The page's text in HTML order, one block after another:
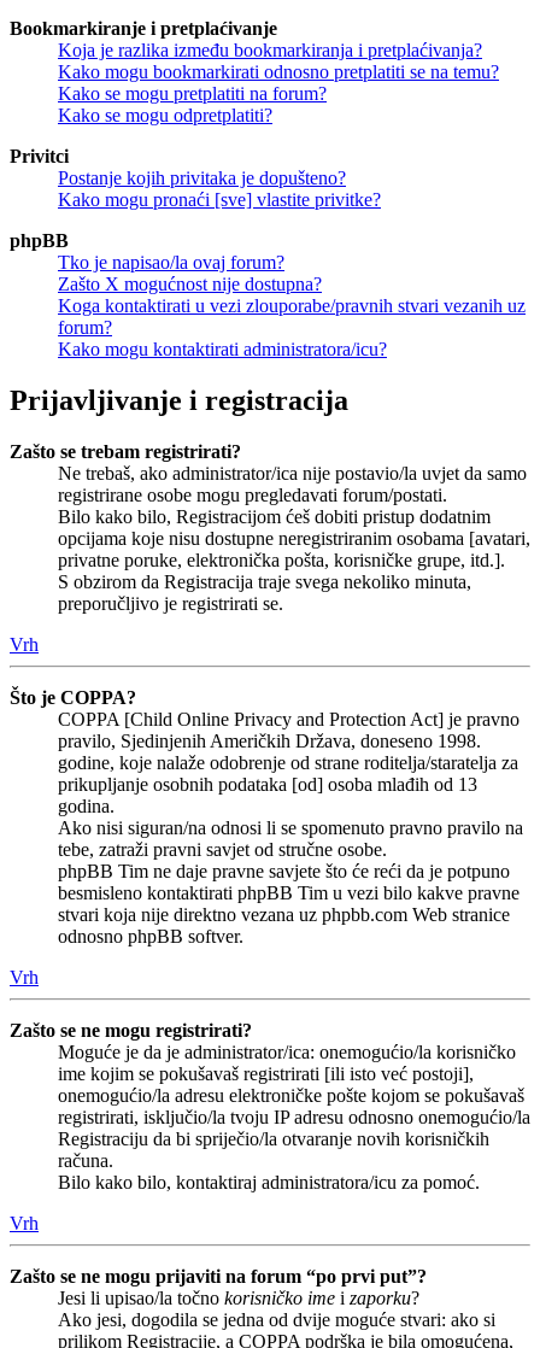
Bookmarkiranje i pretplaćivanje
Koja je razlika između bookmarkiranja i pretplaćivanja?
Kako mogu bookmarkirati odnosno pretplatiti se na temu?
Kako se mogu pretplatiti na forum?
Kako se mogu odpretplatiti?
Privitci
Postanje kojih privitaka je dopušteno?
Kako mogu pronaći [sve] vlastite privitke?
phpBB
Tko je napisao/la ovaj forum?
Zašto X mogućnost nije dostupna?
Koga kontaktirati u vezi zlouporabe/pravnih stvari vezanih uz
forum?
Kako mogu kontaktirati administratora/icu?
Prijavljivanje i registracija
Zašto se trebam registrirati?
Ne trebaš, ako administrator/ica nije postavio/la uvjet da samo
registrirane osobe mogu pregledavati forum/postati.
Bilo kako bilo, Registracijom ćeš dobiti pristup dodatnim
opcijama koje nisu dostupne neregistriranim osobama [avatari,
privatne poruke, elektronička pošta, korisničke grupe, itd.].
S obzirom da Registracija traje svega nekoliko minuta,
preporučljivo je registrirati se.
Vrh
Što je COPPA?
COPPA [Child Online Privacy and Protection Act] je pravno
pravilo, Sjedinjenih Američkih Država, doneseno 1998.
godine, koje nalaže odobrenje od strane roditelja/staratelja za
prikupljanje osobnih podataka [od] osoba mlađih od 13
godina.
Ako nisi siguran/na odnosi li se spomenuto pravno pravilo na
tebe, zatraži pravni savjet od stručne osobe.
phpBB Tim ne daje pravne savjete što će reći da je potpuno
besmisleno kontaktirati phpBB Tim u vezi bilo kakve pravne
stvari koja nije direktno vezana uz phpbb.com Web stranice
odnosno phpBB softver.
Vrh
Zašto se ne mogu registrirati?
Moguće je da je administrator/ica: onemogućio/la korisničko
ime kojim se pokušavaš registrirati [ili isto već postoji],
onemogućio/la adresu elektroničke pošte kojom se pokušavaš
registrirati, isključio/la tvoju IP adresu odnosno onemogućio/la
Registraciju da bi spriječio/la otvaranje novih korisničkih
računa.
Bilo kako bilo, kontaktiraj administratora/icu za pomoć.
Vrh
Zašto se ne mogu prijaviti na forum “po prvi put”?
Jesi li upisao/la točno korisničko ime i zaporku?
Ako jesi, dogodila se jedna od dvije moguće stvari: ako si
prilikom Registracije, a COPPA podrška je bila omogućena,